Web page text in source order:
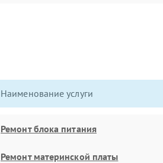
Наименование услуги
Ремонт блока питания
Ремонт материнской платы